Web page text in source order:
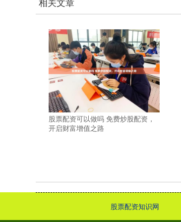
股票配资可以做吗 免费炒股配资，
开启财富增值之路
股票配资知识网